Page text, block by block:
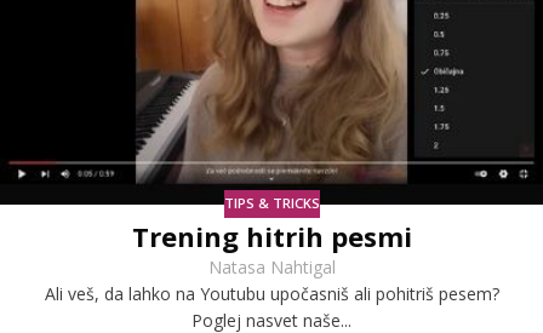
TIPS & TRICKS
Trening hitrih pesmi
Natasa Nahtigal
Ali veš, da lahko na Youtubu upočasniš ali pohitriš pesem?
Poglej nasvet naše...